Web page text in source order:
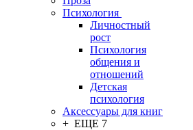
Психология
Личностный
рост
Психология
общения и
отношений
Детская
психология
Аксессуары для книг
+ ЕЩЕ 7